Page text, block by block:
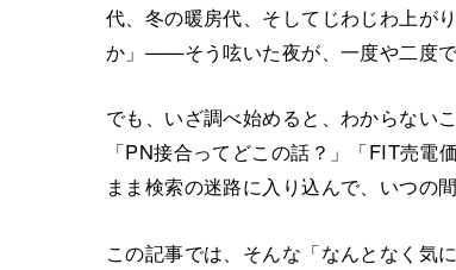
代、冬の暖房代、そしてじわじわ上が
か」——そう呟いた夜が、一度や二度で
でも、いざ調べ始めると、わからない
「PN接合ってどこの話？」「FIT売
まま検索の迷路に入り込んで、いつの
この記事では、そんな「なんとなく気